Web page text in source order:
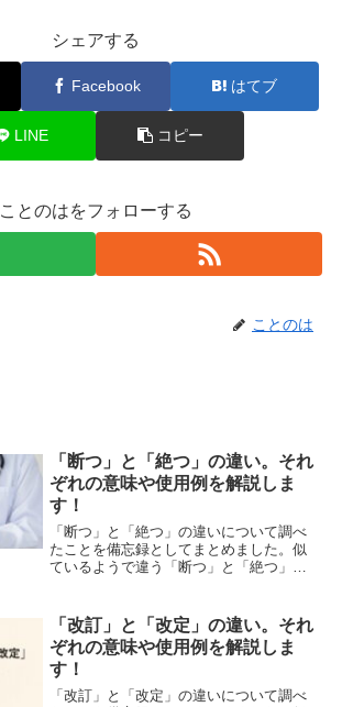
シェアする
Facebook はてブ
LINE コピー
ことのはをフォローする
ことのは
「断つ」と「絶つ」の違い。それ
ぞれの意味や使用例を解説しま
す！
「断つ」と「絶つ」の違いについて調べ
たことを備忘録としてまとめました。似
ているようで違う「断つ」と「絶つ」の
「改訂」と「改定」の違い。それ
ぞれの意味や使用例を解説しま
す！
「改訂」と「改定」の違いについて調べ